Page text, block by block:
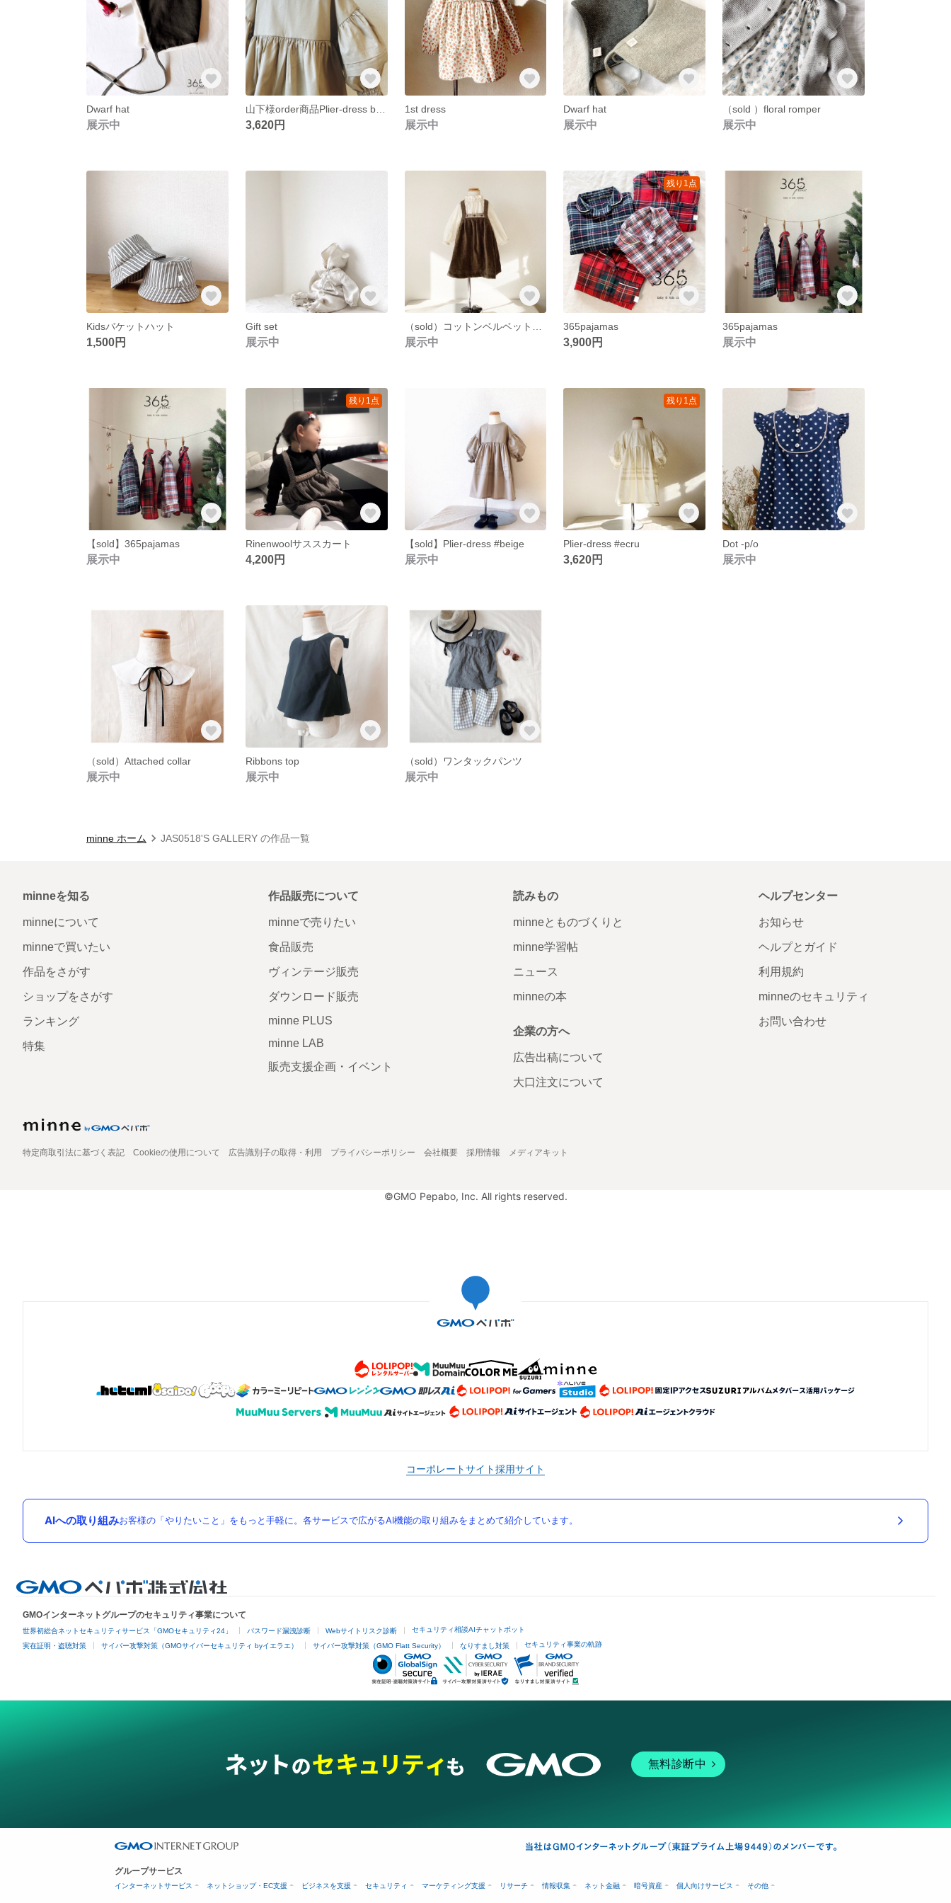
Dwarf hat
展示中
山下様order商品Plier-dress beige
3,620円
1st dress
展示中
Dwarf hat
展示中
（sold ）floral romper
展示中
Kidsバケットハット
1,500円
Gift set
展示中 展示中
残り1点
365pajamas
3,900円
365pajamas
展示中
【sold】365pajamas
展示中
残り1点
Rinenwoolサススカート
4,200円
【sold】Plier-dress #beige
展示中
残り1点
Plier-dress #ecru
3,620円
Dot -p/o
展示中
（sold）Attached collar
展示中
Ribbons top
展示中
（sold）ワンタックパンツ
展示中
minne ホーム JAS0518'S GALLERY の作品一覧
minneを知る
minneについて
minneで買いたい
作品をさがす
ショップをさがす
ランキング
特集
作品販売について
minneで売りたい
食品販売
ヴィンテージ販売
ダウンロード販売
minne PLUS
minne LAB
販売支援企画・イベント
読みもの
minneとものづくりと
minne学習帖
ニュース
minneの本
企業の方へ
広告出稿について
大口注文について
ヘルプセンター
お知らせ
ヘルプとガイド
利用規約
minneのセキュリティ
お問い合わせ
特定商取引法に基づく表記 Cookieの使用について 広告識別子の取得・利用 プライバシーポリシー 会社概要 採用情報 メディアキット
©GMO Pepabo, Inc. All rights reserved.
コーポレートサイト採用サイト
AIへの取り組みお客様の「やりたいこと」をもっと手軽に。各サービスで広がるAI機能の取り組みをまとめて紹介しています。
GMOインターネットグループのセキュリティ事業について
世界初総合ネットセキュリティサービス「GMOセキュリティ24」 パスワード漏洩診断 Webサイトリスク診断 セキュリティ相談AIチャットボット
実在証明・盗聴対策 サイバー攻撃対策（GMOサイバーセキュリティ byイエラエ） サイバー攻撃対策（GMO Flatt Security） なりすまし対策 セキュリティ事業の軌跡
無料診断中
グループサービス
インターネットサービス ネットショップ・EC支援 ビジネスを支援 セキュリティ マーケティング支援 リサーチ 情報収集 ネット金融 暗号資産 個人向けサービス その他